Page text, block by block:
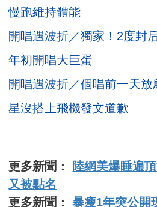
慢跑維持體能
開唱遇波折／獨家！2度封
年初開唱大巨蛋
開唱遇波折／個唱前一天
星沒搭上飛機發文道歉
更多新聞：
陸網美爆睡遍
又被點名
更多新聞：暴瘦1年突公